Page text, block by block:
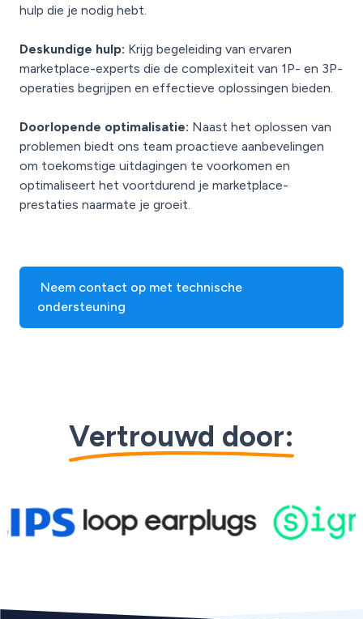
hulp die je nodig hebt.
Deskundige hulp: Krijg begeleiding van ervaren
marketplace-experts die de complexiteit van 1P- en 3P-
operaties begrijpen en effectieve oplossingen bieden.
Doorlopende optimalisatie: Naast het oplossen van
problemen biedt ons team proactieve aanbevelingen
om toekomstige uitdagingen te voorkomen en
optimaliseert het voortdurend je marketplace-
prestaties naarmate je groeit.
Neem contact op met technische
ondersteuning
Vertrouwd door: